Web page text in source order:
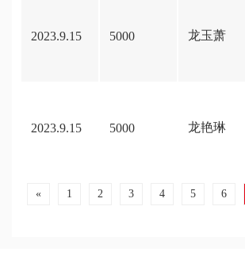
2023.9.15 5000 龙玉萧
2023.9.15 5000 龙艳琳
« 1 2 3 4 5 6